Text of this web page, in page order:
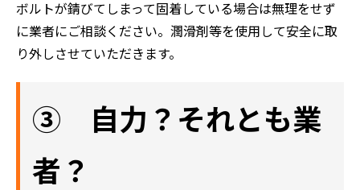
ボルトが錆びてしまって固着している場合は無理をせず
に業者にご相談ください。潤滑剤等を使用して安全に取
り外しさせていただきます。
③ 自力？それとも業
者？